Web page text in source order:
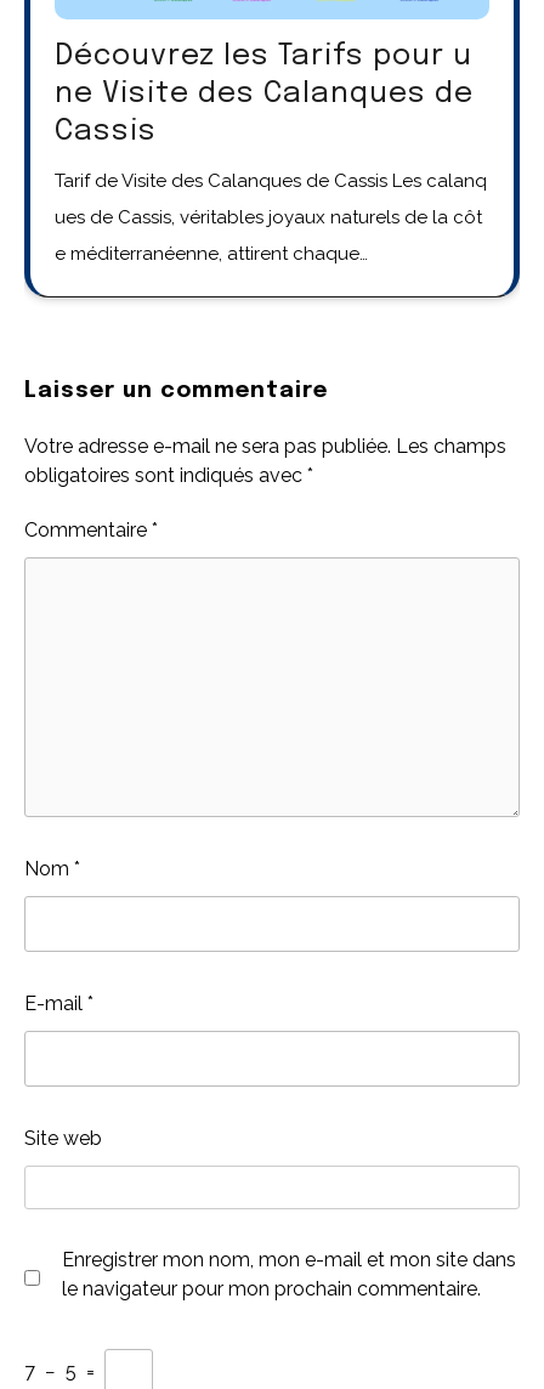
Découvrez les Tarifs pour u
ne Visite des Calanques de
Cassis
Tarif de Visite des Calanques de Cassis Les calanq
ues de Cassis, véritables joyaux naturels de la côt
e méditerranéenne, attirent chaque…
Laisser un commentaire
Votre adresse e-mail ne sera pas publiée. Les champs
obligatoires sont indiqués avec *
Commentaire *
Nom *
E-mail *
Site web
Enregistrer mon nom, mon e-mail et mon site dans
le navigateur pour mon prochain commentaire.
7 − 5 =